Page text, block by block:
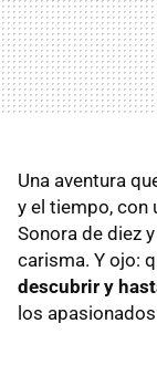
Una aventura
y el tiempo, con
Sonora de diez
carisma. Y ojo:
descubrir y
los